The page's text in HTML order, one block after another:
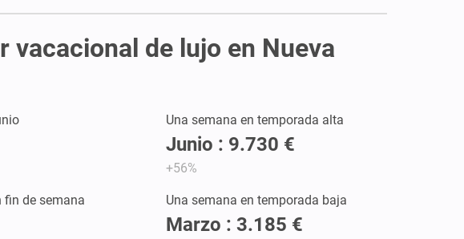
de lujo en Nueva
Una semana en temporada alta
Junio : 9.730 €
+56%
fin de semana Una semana en temporada baja
Marzo : 3.185 €